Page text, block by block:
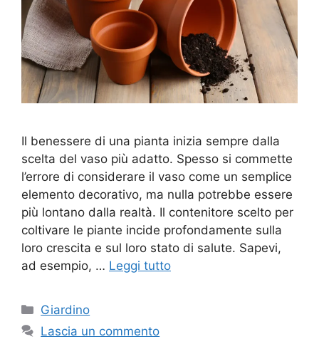
Il benessere di una pianta inizia sempre dalla
scelta del vaso più adatto. Spesso si commette
l’errore di considerare il vaso come un semplice
elemento decorativo, ma nulla potrebbe essere
più lontano dalla realtà. Il contenitore scelto per
coltivare le piante incide profondamente sulla
loro crescita e sul loro stato di salute. Sapevi,
ad esempio, … Leggi tutto
Categorie
Giardino
Lascia un commento